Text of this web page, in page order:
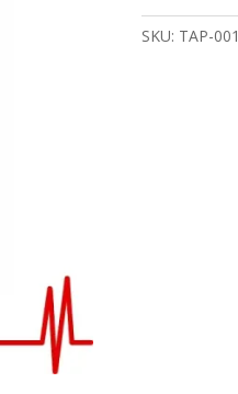
SKU: TAP-001